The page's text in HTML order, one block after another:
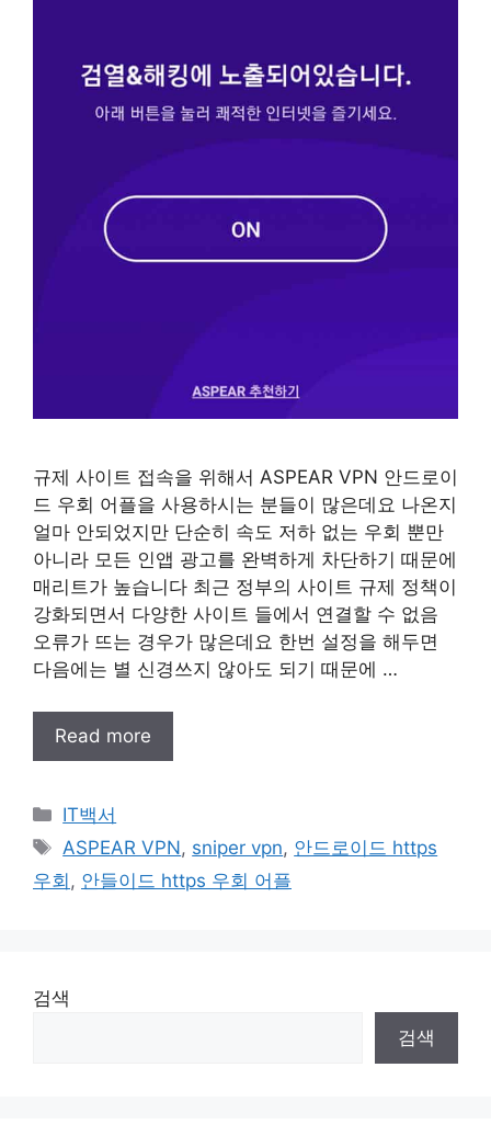
규제 사이트 접속을 위해서 ASPEAR VPN 안드로이
드 우회 어플을 사용하시는 분들이 많은데요 나온지
얼마 안되었지만 단순히 속도 저하 없는 우회 뿐만
아니라 모든 인앱 광고를 완벽하게 차단하기 때문에
매리트가 높습니다 최근 정부의 사이트 규제 정책이
강화되면서 다양한 사이트 들에서 연결할 수 없음
오류가 뜨는 경우가 많은데요 한번 설정을 해두면
다음에는 별 신경쓰지 않아도 되기 때문에 …
Read more
Categories
IT백서
Tags
ASPEAR VPN, sniper vpn, 안드로이드 https
우회 , 안들이드 https 우회 어플
검색
검색